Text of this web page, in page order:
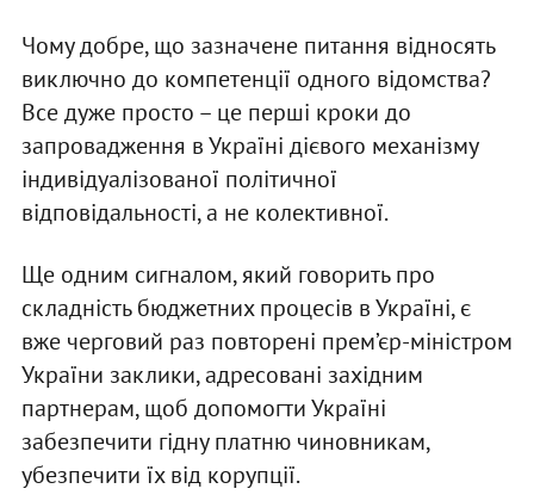
Чому добре, що зазначене питання відносять
виключно до компетенції одного відомства?
Все дуже просто – це перші кроки до
запровадження в Україні дієвого механізму
індивідуалізованої політичної
відповідальності, а не колективної.
Ще одним сигналом, який говорить про
складність бюджетних процесів в Україні, є
вже черговий раз повторені прем’єр-міністром
України заклики, адресовані західним
партнерам, щоб допомогти Україні
забезпечити гідну платню чиновникам,
убезпечити їх від корупції.